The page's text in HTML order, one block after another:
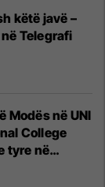
këtë javë –
Telegrafi
Modës në UNI
College
tyre në